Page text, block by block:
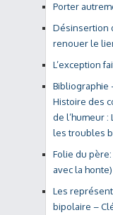
Porter
Désinsertion
renouer le
L’exception
Bibliographie
Histoire des
de l’humeur
les troubles
Folie du
avec la
Les
bipolaire –